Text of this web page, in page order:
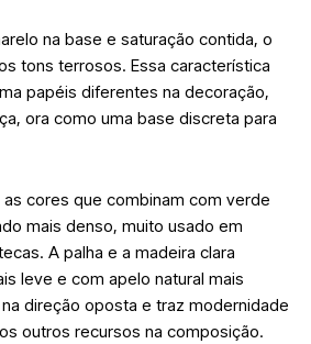
na base e saturação contida, o
tons terrosos. Essa característica
papéis diferentes na decoração,
ora como uma base discreta para
cores que combinam com verde
mais denso, muito usado em
A palha e a madeira clara
leve e com apelo natural mais
direção oposta e traz modernidade
outros recursos na composição.